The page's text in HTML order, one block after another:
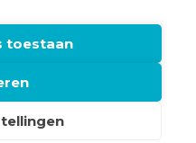
toestaan